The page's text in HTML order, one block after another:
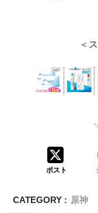
＜
ポスト
CATEGORY : 原神